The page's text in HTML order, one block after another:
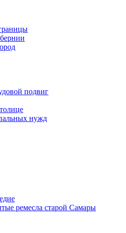
подвиг
нужд
ремесла старой Самары